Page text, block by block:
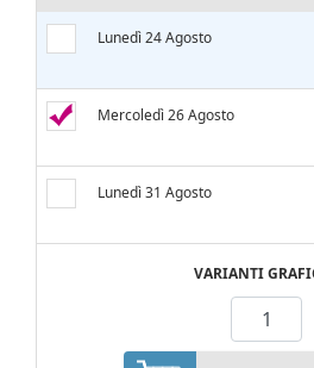
Lunedì 24 Agosto
Mercoledì 26 Agosto
Lunedì 31 Agosto
VARIANTI